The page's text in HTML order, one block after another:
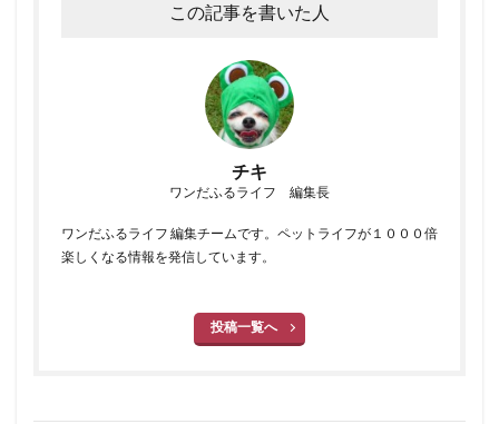
この記事を書いた人
チキ
ワンだふるライフ 編集長
ワンだふるライフ 編集チームです。ペットライフが１０００倍
楽しくなる情報を発信しています。
投稿一覧へ